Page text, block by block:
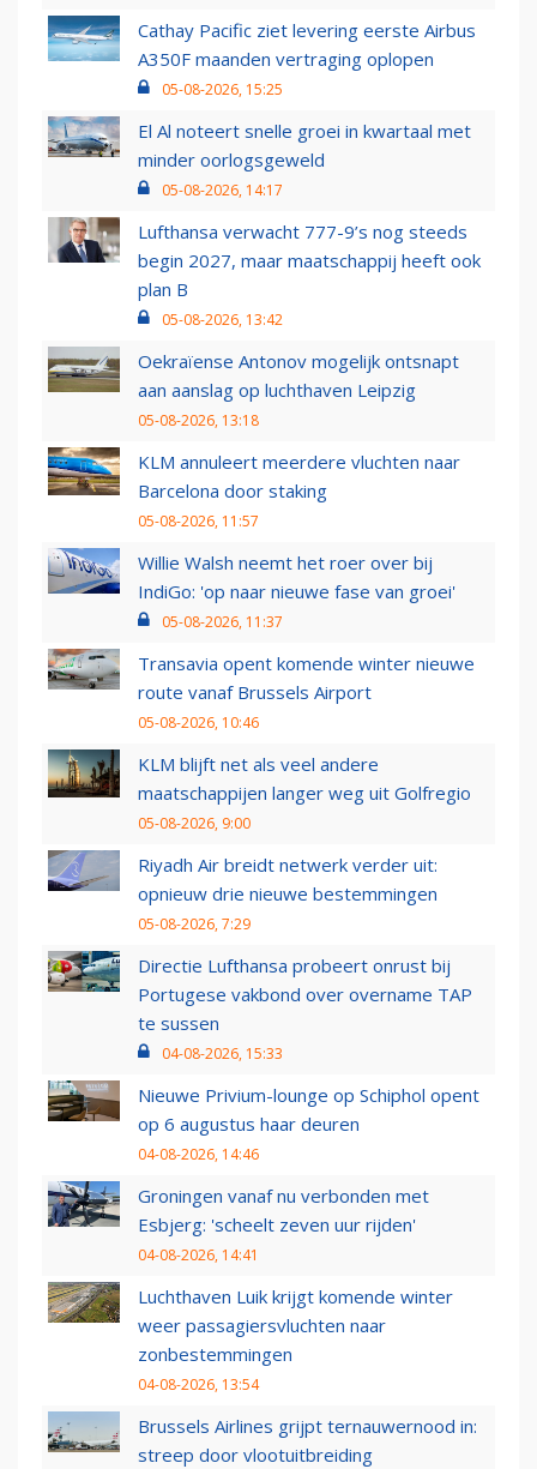
Cathay Pacific ziet levering eerste Airbus
A350F maanden vertraging oplopen
05-08-2026, 15:25
El Al noteert snelle groei in kwartaal met
minder oorlogsgeweld
05-08-2026, 14:17
Lufthansa verwacht 777-9’s nog steeds
begin 2027, maar maatschappij heeft ook
plan B
05-08-2026, 13:42
Oekraïense Antonov mogelijk ontsnapt
aan aanslag op luchthaven Leipzig
05-08-2026, 13:18
KLM annuleert meerdere vluchten naar
Barcelona door staking
05-08-2026, 11:57
Willie Walsh neemt het roer over bij
IndiGo: 'op naar nieuwe fase van groei'
05-08-2026, 11:37
Transavia opent komende winter nieuwe
route vanaf Brussels Airport
05-08-2026, 10:46
KLM blijft net als veel andere
maatschappijen langer weg uit Golfregio
05-08-2026, 9:00
Riyadh Air breidt netwerk verder uit:
opnieuw drie nieuwe bestemmingen
05-08-2026, 7:29
Directie Lufthansa probeert onrust bij
Portugese vakbond over overname TAP
te sussen
04-08-2026, 15:33
Nieuwe Privium-lounge op Schiphol opent
op 6 augustus haar deuren
04-08-2026, 14:46
Groningen vanaf nu verbonden met
Esbjerg: 'scheelt zeven uur rijden'
04-08-2026, 14:41
Luchthaven Luik krijgt komende winter
weer passagiersvluchten naar
zonbestemmingen
04-08-2026, 13:54
Brussels Airlines grijpt ternauwernood in:
streep door vlootuitbreiding